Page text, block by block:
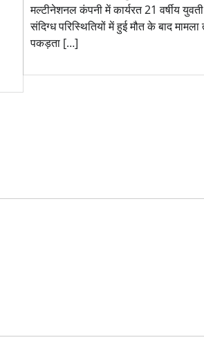
मल्टीनेशनल कंपनी में कार्यरत 21 वर्षीय
संदिग्ध परिस्थितियों में हुई मौत के बाद
पकड़ता […]